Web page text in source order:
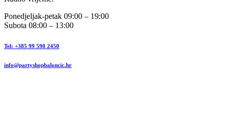
Ponedjeljak-petak 09:00 – 19:00
Subota 08:00 – 13:00
Tel: +385 99 590 2450
info@partyshopbaloncic.hr